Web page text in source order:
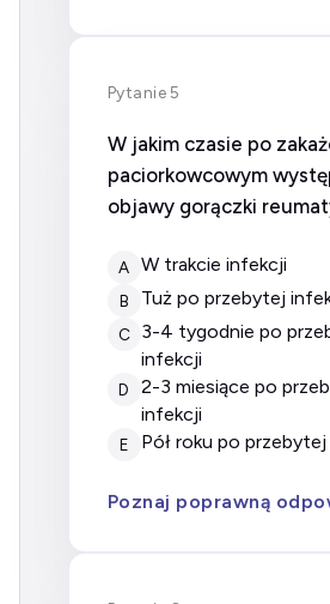
Pytanie 5
W jakim czasie po
paciorkowcowym
objawy gorączki
A w trakcie infekcji
B tuż po przebytej
C
3-4 tygodnie po przebytej
infekcji
D
2-3 miesiące po przebytej
infekcji
E pół roku po
Poznaj poprawną